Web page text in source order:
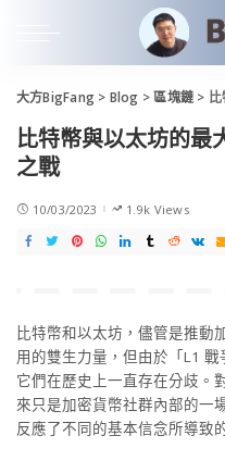
大方BigFang > Blog >區塊鏈 > 比
比特幣與以太坊的最
之戰
10/03/2023 1.9k Views
比特幣和以太坊，儘管是推動
用的雙生力量，但由於「L1
它們在歷史上一直存在分歧。
來只是加密貨幣社群內部的一
反應了不同的基本信念所導致